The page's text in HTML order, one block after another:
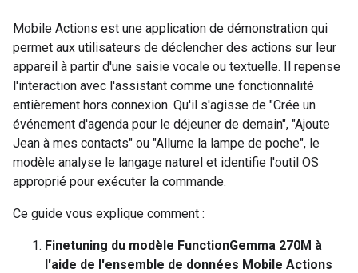
Mobile Actions est une application de démonstration qui
permet aux utilisateurs de déclencher des actions sur leur
appareil à partir d'une saisie vocale ou textuelle. Il repense
l'interaction avec l'assistant comme une fonctionnalité
entièrement hors connexion. Qu'il s'agisse de "Crée un
événement d'agenda pour le déjeuner de demain", "Ajoute
Jean à mes contacts" ou "Allume la lampe de poche", le
modèle analyse le langage naturel et identifie l'outil OS
approprié pour exécuter la commande.
Ce guide vous explique comment :
Finetuning du modèle FunctionGemma 270M à
l'aide de l'ensemble de données Mobile Actions